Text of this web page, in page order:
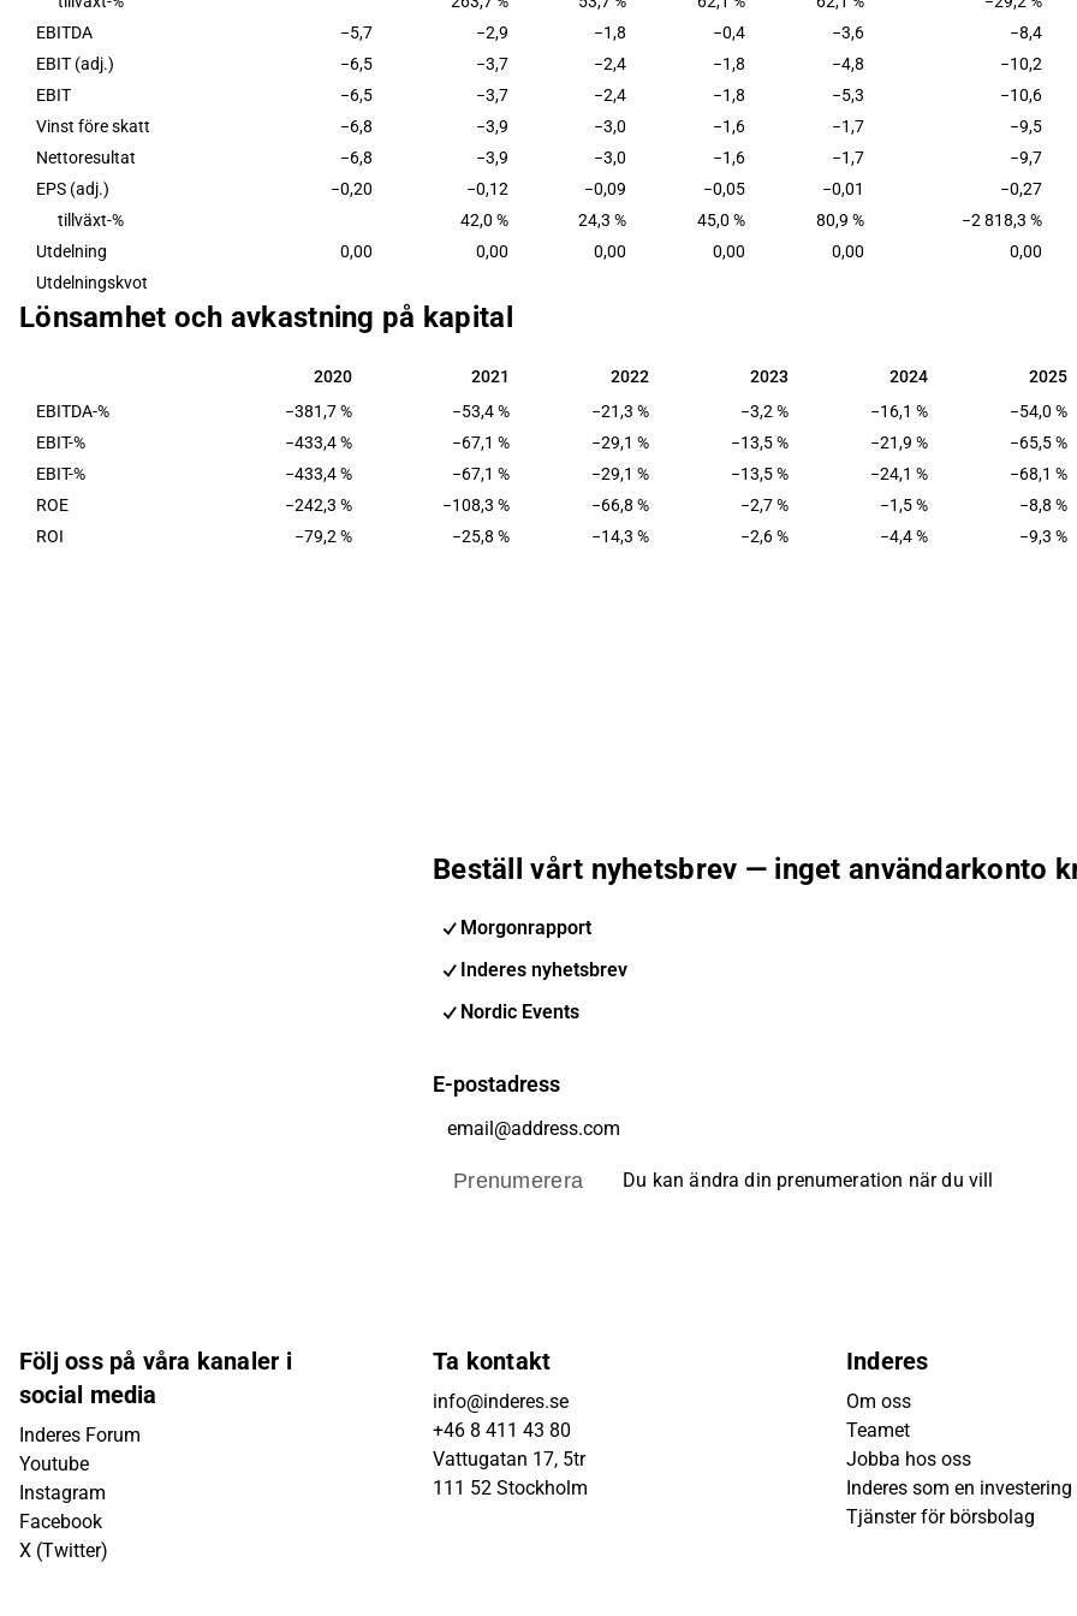
EBITDA
−5,7 −2,9 −1,8 −0,4 −3,6 −8,4
EBIT (adj.)
−6,5 −3,7 −2,4 −1,8 −4,8 −10,2
EBIT
−6,5 −3,7 −2,4 −1,8 −5,3 −10,6
Vinst före skatt
−6,8 −3,9 −3,0 −1,6 −1,7 −9,5
Nettoresultat
−6,8 −3,9 −3,0 −1,6 −1,7 −9,7
EPS (adj.)
−0,20 −0,12 −0,09 −0,05 −0,01 −0,27
      tillväxt-%
42,0 % 24,3 % 45,0 % 80,9 % −2 818,3 %
Utdelning
0,00 0,00 0,00 0,00 0,00 0,00
Utdelningskvot
Lönsamhet och avkastning på kapital
2020 2021 2022 2023 2024 2025
2020 2021 2022 2023 2024 2025
EBITDA-%
−381,7 % −53,4 % −21,3 % −3,2 % −16,1 % −54,0 %
EBIT-%
−433,4 % −67,1 % −29,1 % −13,5 % −21,9 % −65,5 %
EBIT-%
−433,4 % −67,1 % −29,1 % −13,5 % −24,1 % −68,1 %
ROE
−242,3 % −108,3 % −66,8 % −2,7 % −1,5 % −8,8 %
ROI
−79,2 % −25,8 % −14,3 % −2,6 % −4,4 % −9,3 %
Beställ vårt nyhetsbrev — inget användarkonto
Morgonrapport
Inderes nyhetsbrev
Nordic Events
E-postadress
Prenumerera Du kan ändra din prenumeration när du vill
Följ oss på våra kanaler i
social media
Inderes Forum
Youtube
Instagram
Facebook
X (Twitter)
Ta kontakt
info@inderes.se
+46 8 411 43 80
Vattugatan 17, 5tr
111 52 Stockholm
Inderes
Om oss
Teamet
Jobba hos oss
Inderes som en investering
Tjänster för börsbolag